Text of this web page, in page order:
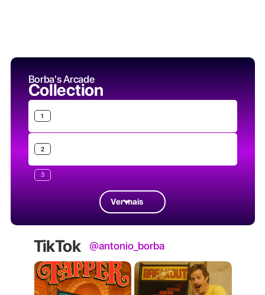
Borba's Arcade
Collection
1
2
3
Ver mais
TikTok @antonio_borba